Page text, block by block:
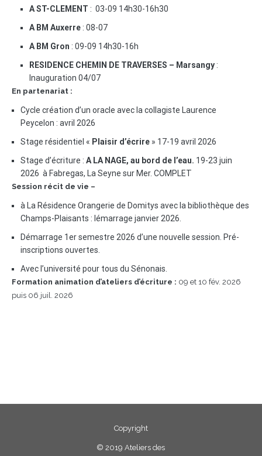
A ST-CLEMENT : 03-09 14h30-16h30
A BM Auxerre : 08-07
A BM Gron : 09-09 14h30-16h
RESIDENCE CHEMIN DE TRAVERSES – Marsangy :
Inauguration 04/07
En partenariat :
Cycle création d’un oracle avec la collagiste Laurence
Peycelon : avril 2026
Stage résidentiel « Plaisir d’écrire » 17-19 avril 2026
Stage d’écriture : A LA NAGE, au bord de l’eau. 19-23 juin
2026 à Fabregas, La Seyne sur Mer. COMPLET
Session récit de vie –
à La Résidence Orangerie de Domitys avec la bibliothèque des
Champs-Plaisants : lémarrage janvier 2026.
Démarrage 1er semestre 2026 d’une nouvelle session. Pré-
inscriptions ouvertes.
Avec l’université pour tous du Sénonais.
Formation animation d’ateliers d’écriture : 09 et 10 fév. 2026
puis 06 juil. 2026
Copyright
© 2019 Ateliers des